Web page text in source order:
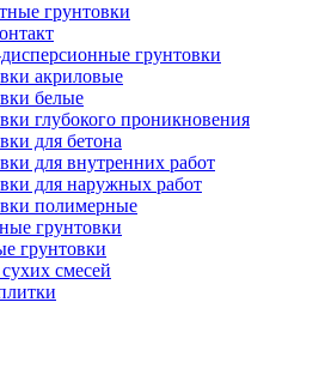
грунтовки
грунтовки
акриловые
белые
глубокого проникновения
для бетона
для внутренних работ
для наружных работ
полимерные
грунтовки
грунтовки
смесей